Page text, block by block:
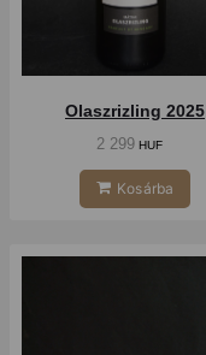
Olaszrizling 2025
2 299HUF
Kosárba